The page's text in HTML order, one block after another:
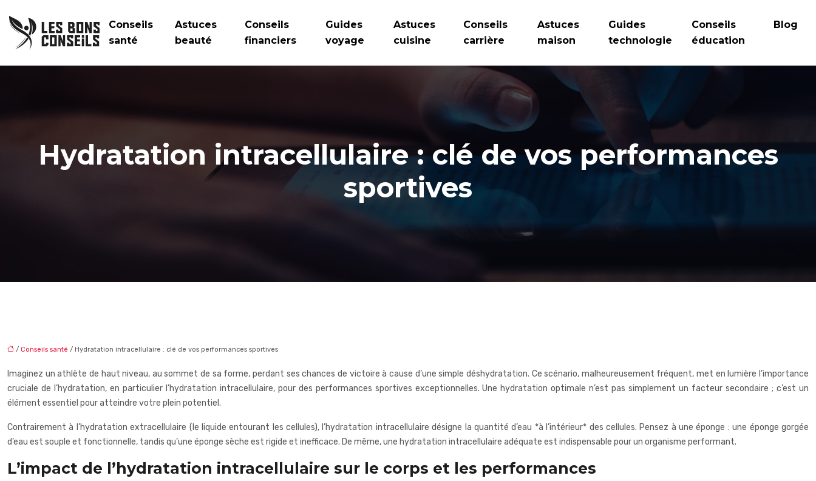
Conseils
santé
Astuces
beauté
Conseils
financiers
Guides
voyage
Astuces
cuisine
Conseils
carrière
Astuces
maison
Guides
technologie
Conseils
éducation
Blog
Hydratation intracellulaire : clé de vos performances
sportives
/ Conseils santé / Hydratation intracellulaire : clé de vos performances sportives
Imaginez un athlète de haut niveau, au sommet de sa forme, perdant ses chances de victoire à cause d’une simple déshydratation. Ce scénario, malheureusement fréquent, met en lumière l’importance
cruciale de l’hydratation, en particulier l’hydratation intracellulaire, pour des performances sportives exceptionnelles. Une hydratation optimale n’est pas simplement un facteur secondaire ; c’est un
élément essentiel pour atteindre votre plein potentiel.
Contrairement à l’hydratation extracellulaire (le liquide entourant les cellules), l’hydratation intracellulaire désigne la quantité d’eau *à l’intérieur* des cellules. Pensez à une éponge : une éponge gorgée
d’eau est souple et fonctionnelle, tandis qu’une éponge sèche est rigide et inefficace. De même, une hydratation intracellulaire adéquate est indispensable pour un organisme performant.
L’impact de l’hydratation intracellulaire sur le corps et les performances